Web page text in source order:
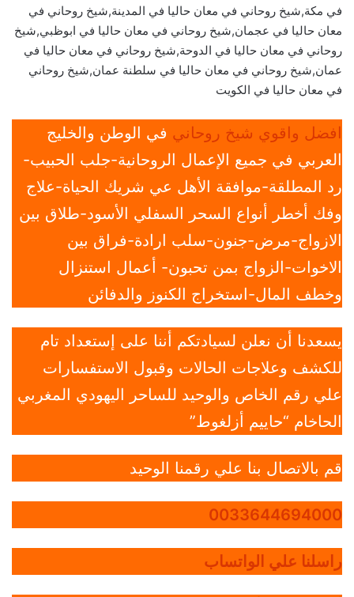
في مكة,شيخ روحاني في معان حاليا في المدينة,شيخ روحاني في
معان حاليا في عجمان,شيخ روحاني في معان حاليا في ابوظبي,شيخ
روحاني في معان حاليا في الدوحة,شيخ روحاني في معان حاليا في
عمان,شيخ روحاني في معان حاليا في سلطنة عمان,شيخ روحاني
في معان حاليا في الكويت
افضل واقوي شيخ روحاني في الوطن والخليج
العربي في جميع الإعمال الروحانية-جلب الحبيب-
رد المطلقة-موافقة الأهل عي شريك الحياة-علاج
وفك أخطر أنواع السحر السفلي الأسود-طلاق بين
الازواج-مرض-جنون-سلب ارادة-فراق بين
الاخوات-الزواج بمن تحبون- أعمال استنزال
وخطف المال-استخراج الكنوز والدفائن
يسعدنا أن نعلن لسيادتكم أننا على إستعداد تام
للكشف وعلاجات الحالات وقبول الاستفسارات
علي رقم الخاص والوحيد للساحر اليهودي المغربي
الحاخام “حاييم أزلغوط”
قم بالاتصال بنا علي رقمنا الوحيد
0033644694000
راسلنا علي الواتساب